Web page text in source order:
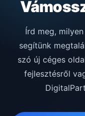
Írd meg,
segítünk
szó új céges
fejlesztésről